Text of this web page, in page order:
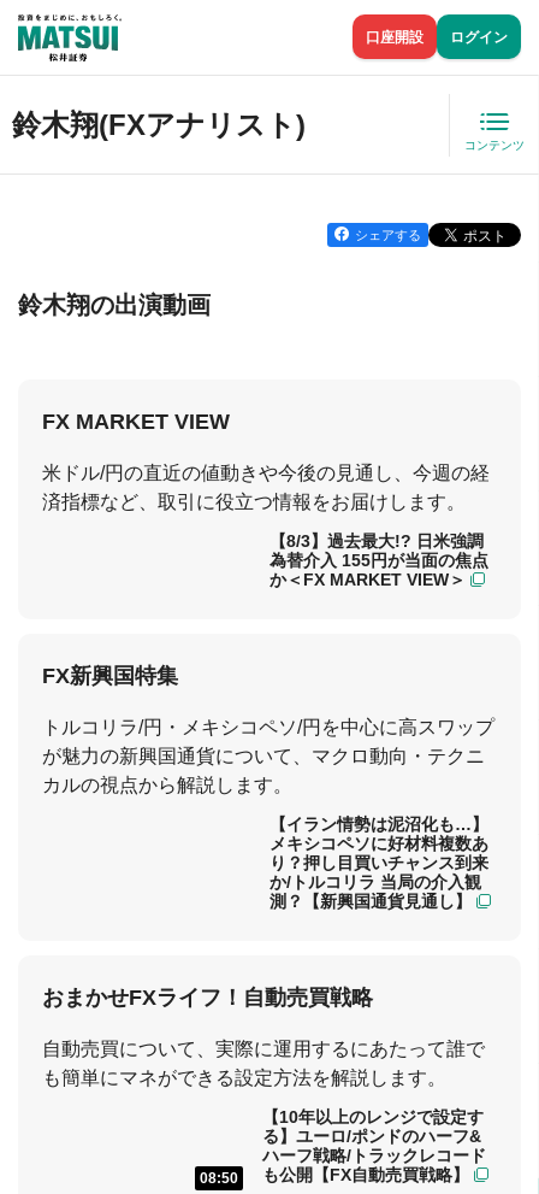
口座開設 ログイン
鈴木翔(FXアナリスト)
コンテンツ
シェアする
鈴木翔の出演動画
FX MARKET VIEW
米ドル/円の直近の値動きや今後の見通し、今週の経
済指標など、取引に役立つ情報をお届けします。
08:52
【8/3】過去最大!? 日米強調
為替介入 155円が当面の焦点
か＜FX MARKET VIEW＞
FX新興国特集
トルコリラ/円・メキシコペソ/円を中心に高スワップ
が魅力の新興国通貨について、マクロ動向・テクニ
カルの視点から解説します。
15:31
【イラン情勢は泥沼化も…】
メキシコペソに好材料複数あ
り？押し目買いチャンス到来
か/トルコリラ 当局の介入観
測？【新興国通貨見通し】
おまかせFXライフ！自動売買戦略
自動売買について、実際に運用するにあたって誰で
も簡単にマネができる設定方法を解説します。
08:20
【10年以上のレンジで設定す
る】ユーロ/ポンドのハーフ&
ハーフ戦略/トラックレコード
も公開【FX自動売買戦略】
08:50